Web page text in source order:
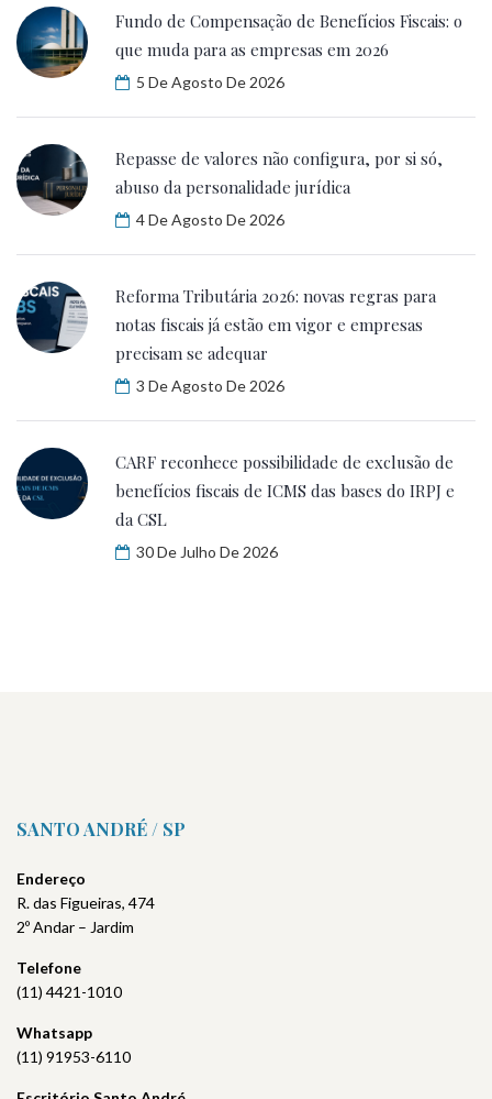
Fundo de Compensação de Benefícios Fiscais: o
que muda para as empresas em 2026
5 De Agosto De 2026
Repasse de valores não configura, por si só,
abuso da personalidade jurídica
4 De Agosto De 2026
Reforma Tributária 2026: novas regras para
notas fiscais já estão em vigor e empresas
precisam se adequar
3 De Agosto De 2026
CARF reconhece possibilidade de exclusão de
benefícios fiscais de ICMS das bases do IRPJ e
da CSL
30 De Julho De 2026
SANTO ANDRÉ / SP
Endereço
R. das Figueiras, 474
2º Andar – Jardim
Telefone
(11) 4421-1010
Whatsapp
(11) 91953-6110